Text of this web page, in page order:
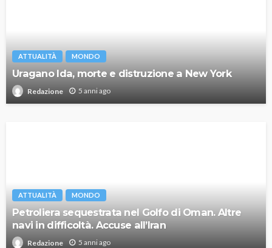
ATTUALITÀ MONDO
Uragano Ida, morte e distruzione a New York
Redazione 5 anni ago
ATTUALITÀ MONDO
Petroliera sequestrata nel Golfo di Oman. Altre
navi in difficoltà. Accuse all’Iran
Redazione 5 anni ago